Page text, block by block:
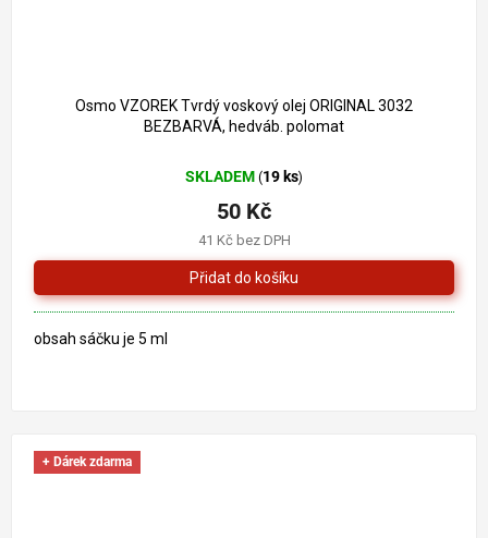
Osmo VZOREK Tvrdý voskový olej ORIGINAL 3032
BEZBARVÁ, hedváb. polomat
SKLADEM (19 ks)
41 Kč bez DPH
50 Kč
obsah sáčku je 5 ml
+ Dárek zdarma